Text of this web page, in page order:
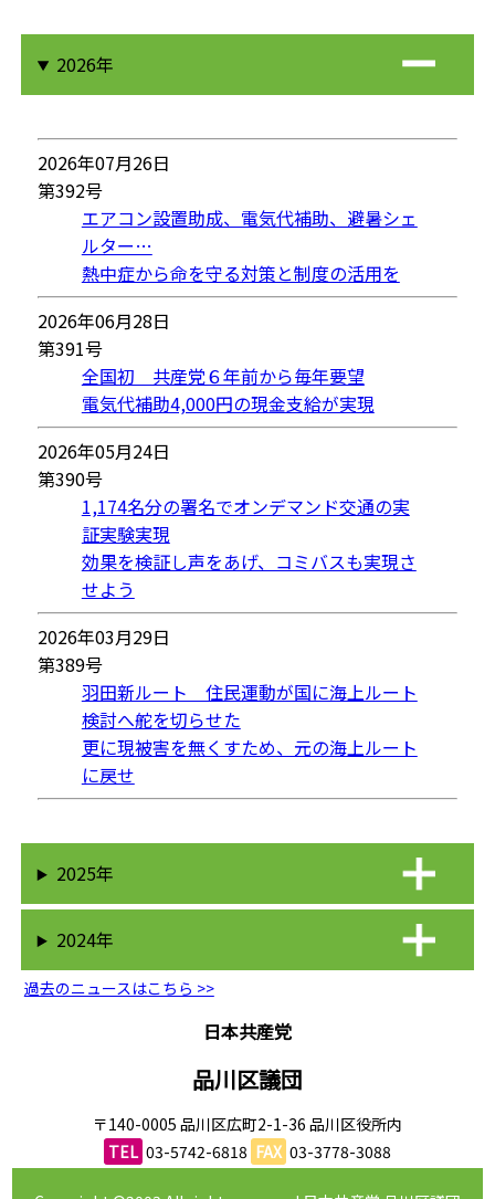
2026年
2026年07月26日
第392号
エアコン設置助成、電気代補助、避暑シェ
ルター…
熱中症から命を守る対策と制度の活用を
2026年06月28日
第391号
全国初 共産党６年前から毎年要望
電気代補助4,000円の現金支給が実現
2026年05月24日
第390号
1,174名分の署名でオンデマンド交通の実
証実験実現
効果を検証し声をあげ、コミバスも実現さ
せよう
2026年03月29日
第389号
羽田新ルート 住民運動が国に海上ルート
検討へ舵を切らせた
更に現被害を無くすため、元の海上ルート
に戻せ
2025年
2024年
過去のニュースはこちら >>
日本共産党
品川区議団
〒140-0005 品川区広町2-1-36 品川区役所内
TEL 03-5742-6818 FAX 03-3778-3088